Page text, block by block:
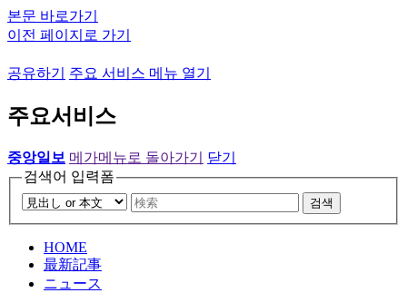
본문 바로가기
이전 페이지로 가기
공유하기 주요 서비스 메뉴 열기
주요서비스
중앙일보 메가메뉴로 돌아가기
닫기
검색어 입력폼
검색
HOME
最新記事
ニュース